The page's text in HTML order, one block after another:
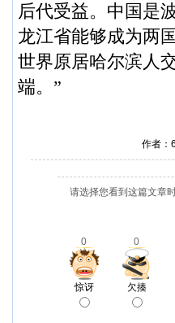
后代受益。中国是
龙江省能够成为两
世界原居哈尔滨人
端。”
作者：
请选择您看到这篇文章
0 0
惊讶 欠揍